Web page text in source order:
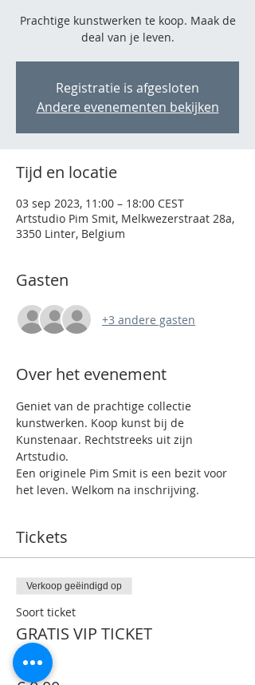
Prachtige kunstwerken te koop. Maak de
deal van je leven.
Registratie is afgesloten
Andere evenementen bekijken
Tijd en locatie
03 sep 2023, 11:00 – 18:00 CEST
Artstudio Pim Smit, Melkwezerstraat 28a,
3350 Linter, Belgium
Gasten
+3 andere gasten
Over het evenement
Geniet van de prachtige collectie
kunstwerken. Koop kunst bij de
Kunstenaar. Rechtstreeks uit zijn
Artstudio.
Een originele Pim Smit is een bezit voor
het leven. Welkom na inschrijving.
Tickets
Verkoop geëindigd op
Soort ticket
GRATIS VIP TICKET
Prijs